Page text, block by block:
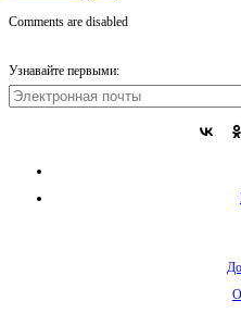
Comments are disabled
Узнавайте первыми: